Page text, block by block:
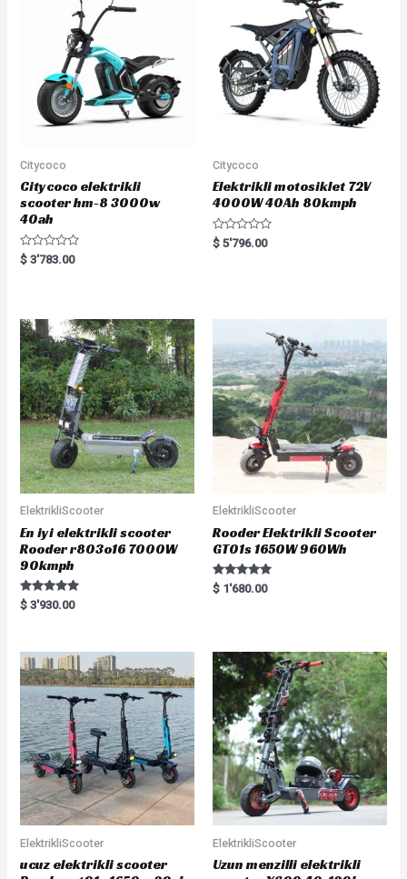
Citycoco
Citycoco elektrikli
scooter hm-8 3000w
40ah
R
a
o
u
t
o
f
5
$ 3'783.00
Citycoco
Elektrikli motosiklet 72V
4000W 40Ah 80kmph
R
a
5
$ 5'796.00
ElektrikliScooter
En iyi elektrikli scooter
Rooder r803o16 7000W
90kmph
Rated
5.00
$ 3'930.00
ElektrikliScooter
Rooder Elektrikli Scooter
GT01s 1650W 960Wh
Rated
5.00
$ 1'680.00
ElektrikliScooter
ucuz elektrikli scooter
ElektrikliScooter
Uzun menzilli elektrikli